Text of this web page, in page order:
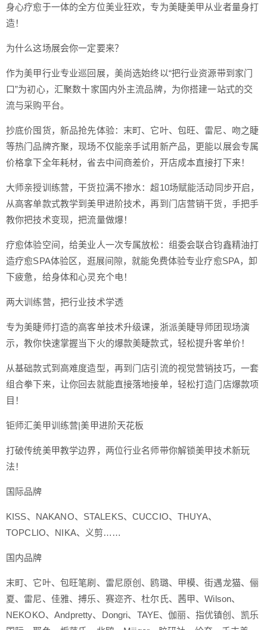
身心疗愈于一体的全方位美业狂欢，专为美睫美甲从业者量身打
造！
为什么这场展会你一定要来？
作为美甲行业专业巡回展，美尚选始终以“把行业资源带到家门
口”为初心，汇聚数十家国内外主流品牌，为你搭建一站式的交
流与采购平台。
抄底价囤货，新品抢先体验：末町、它叶、包旺、雷尼、吻之睫
等热门品牌齐聚，现场不仅能亲手试用新产品，更能以展会专属
价格拿下全年耗材，省去中间商差价，开店成本直接打下来！
大师亲授训练营，干货拉满不掺水：超10场赋能活动同步开启，
从高客单款式教学到美甲进阶技术，再到门店营销干货，手把手
教你把技术变现，把流量做爆！
疗愈体验空间，给美业人一次专属放松：组委会联合钧鑫精油打
造疗愈SPA体验区，逛展间隙，就能免费体验专业疗愈SPA，卸
下疲惫，给身体和心灵充个电！
两大训练营，把行业技术学透
专为美睫师打造的高客单技术升级课，浙派美睫导师团现场演
示，教你快速掌握当下火的爆款美睫款式，轻松提升客单价！
从基础款式到高难度造型，再到门店引流的视觉营销技巧，一套
组合拳下来，让你回去就能直接落地接单，轻松打造门店爆款项
目！
钜师汇美甲训练营|美甲进阶天花板
打破传统美甲教学边界，两位行业名师带你解锁美甲技术新玩
法！
国际品牌
KISS、NAKANO、STALEKS、CUCCIO、THUYA、
TOPCLIO、NIKA、义剪……
国内品牌
末町、它叶、包旺笔刷、雷尼原创、鸥璐、甲模、街遇龙猫、俪
夏、雷尼、佳雅、搏乐、赛迩齐、杜尔氏、茜甲、Wilson、
NEKOKO、Andpretty、Dongri、TAYE、伽丽、指优镇创、凯乐